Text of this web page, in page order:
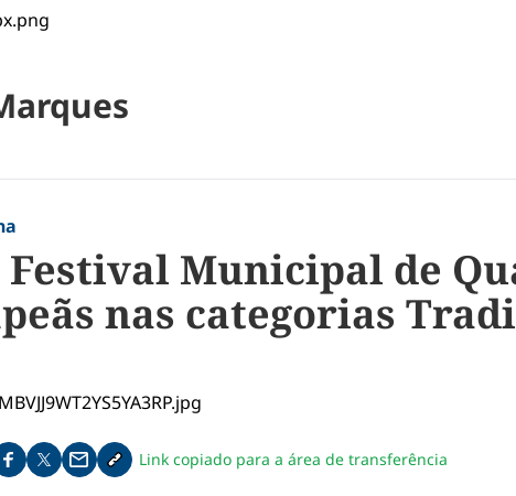
Festival Municipal de
nas categorias
pelo whatsapp
Compartilhar no facebook
Compartilhar no twitter
Compartilhe pelo email
Copiar link da notícia
Link copiado para a área de transferência